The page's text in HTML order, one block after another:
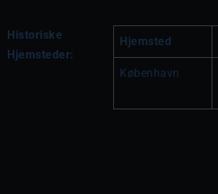
Historiske
Hjemsteder:
Hjemsted
København